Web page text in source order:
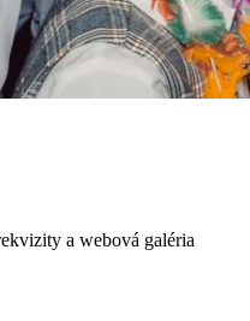
a webová galéria